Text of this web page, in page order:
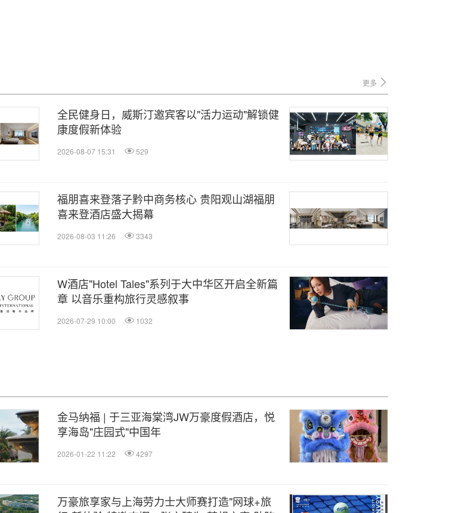
更多
全民健身日，威斯汀邀宾客以"活力运动"解锁健
康度假新体验
2026-08-07 15:31 529
福朋喜来登落子黔中商务核心 贵阳观山湖福朋
喜来登酒店盛大揭幕
2026-08-03 11:26 3343
W酒店"Hotel Tales"系列于大中华区开启全新篇
章 以音乐重构旅行灵感叙事
2026-07-29 10:00 1032
金马纳福 | 于三亚海棠湾JW万豪度假酒店，悦
享海岛"庄园式"中国年
2026-01-22 11:22 4297
万豪旅享家与上海劳力士大师赛打造"网球+旅